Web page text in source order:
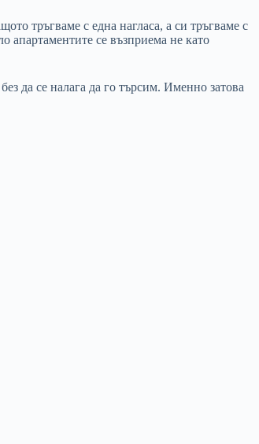
тръгваме с една нагласа, а си тръгваме с
апартаментите се възприема не като
да се налага да го търсим. Именно затова